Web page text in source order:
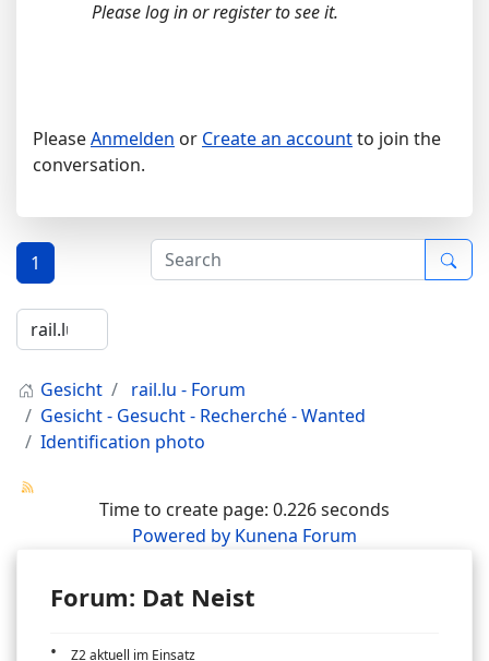
Please log in or register to see it.
PleaseAnmelden or Create an accountto join the
conversation.
1
Gesicht
rail.lu - Forum
Gesicht - Gesucht - Recherché - Wanted
Identification photo
Time to create page: 0.226 seconds
Powered by Kunena Forum
Forum: Dat Neist
Z2 aktuell im Einsatz